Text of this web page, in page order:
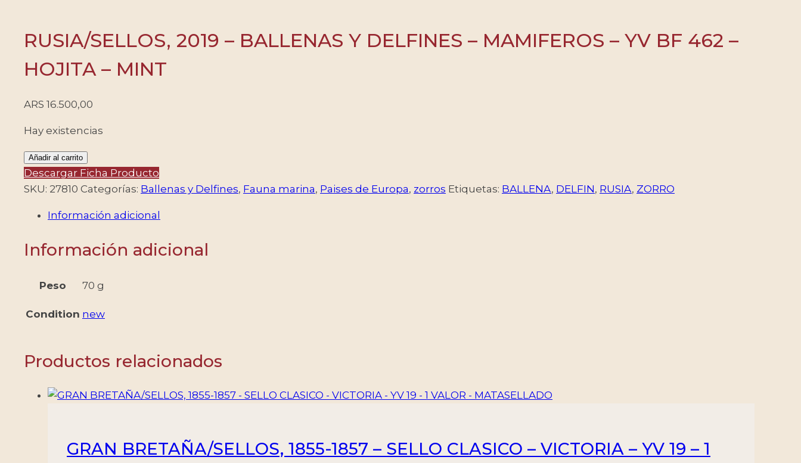
RUSIA/SELLOS, 2019 – BALLENAS Y DELFINES – MAMIFEROS – YV BF 462 –
HOJITA – MINT
ARS 16.500,00
Hay existencias
RUSIA/SELLOS,
2019
-
BF
HOJITA
MINT
Añadir al carrito
Descargar Ficha Producto
SKU: 27810 Categorías: Ballenas y Delfines, Fauna marina, Paises de Europa, zorros Etiquetas: BALLENA, DELFIN, RUSIA, ZORRO
Información adicional
Información adicional
Peso 70 g
Condition new
Productos relacionados
GRAN BRETAÑA/SELLOS, 1855-1857 – SELLO CLASICO – VICTORIA – YV 19 – 1